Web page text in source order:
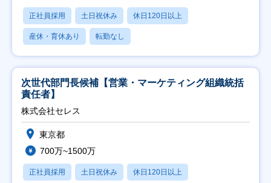
正社員採用 土日祝休み 休日120日以上
産休・育休あり 転勤なし
次世代部門長候補【営業・マーケティング組織統括
責任者】
株式会社セレス
東京都
700万~1500万
正社員採用 土日祝休み 休日120日以上